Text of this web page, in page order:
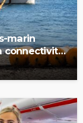
marin
connectivité